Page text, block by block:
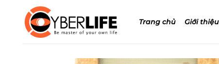
Trang chủ Giới thiệu